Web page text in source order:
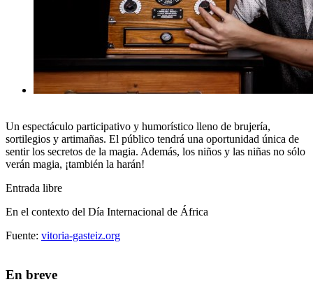
Un espectáculo participativo y humorístico lleno de brujería,
sortilegios y artimañas. El público tendrá una oportunidad única de
sentir los secretos de la magia. Además, los niños y las niñas no sólo
verán magia, ¡también la harán!
Entrada libre
En el contexto del Día Internacional de África
Fuente: vitoria-gasteiz.org
En breve